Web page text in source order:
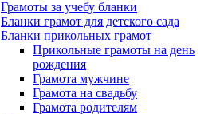
Грамоты за учебу бланки
Бланки грамот для детского сада
Бланки прикольных грамот
Прикольные грамоты на день
рождения
Грамота мужчине
Грамота на свадьбу
Грамота родителям